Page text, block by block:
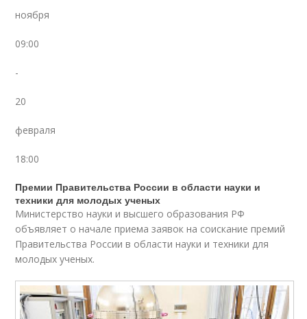
ноября
09:00
-
20
февраля
18:00
Премии Правительства России в области науки и
техники для молодых ученых
Министерство науки и высшего образования РФ
объявляет о начале приема заявок на соискание премий
Правительства России в области науки и техники для
молодых ученых.